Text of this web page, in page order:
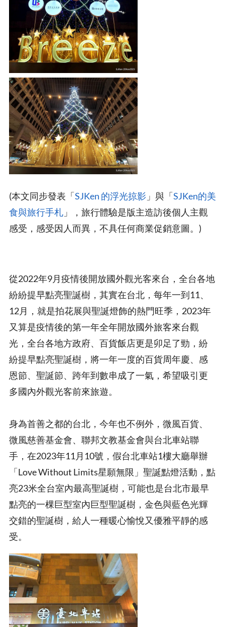
(本文同步發表「SJKen 的浮光掠影 」與「SJKen的美
食與旅行手札 」，旅行體驗是版主造訪後個人主觀
感受，感受因人而異，不具任何商業促銷意圖。)
從2022年9月疫情後開放國外觀光客來台，全台各地
紛紛提早點亮聖誕樹，其實在台北，每年一到11、
12月，就是拍花展與聖誕燈飾的熱門旺季，2023年
又算是疫情後的第一年全年開放國外旅客來台觀
光，全台各地方政府、百貨飯店更是卯足了勁，紛
紛提早點亮聖誕樹，將一年一度的百貨周年慶、感
恩節、聖誕節、跨年到數串成了一氣，希望吸引更
多國內外觀光客前來旅遊。
身為首善之都的台北，今年也不例外，微風百貨、
微風慈善基金會、聯邦文教基金會與台北車站聯
手，在2023年11月10號，假台北車站1樓大廳舉辦
「Love Without Limits星願無限」聖誕點燈活動，點
亮23米全台室內最高聖誕樹，可能也是台北市最早
點亮的一棵巨型室內巨型聖誕樹，金色與藍色光輝
交錯的聖誕樹，給人一種暖心愉悅又優雅平靜的感
受。